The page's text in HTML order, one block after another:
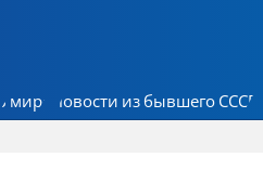
В мире Новости из бывшего СССР